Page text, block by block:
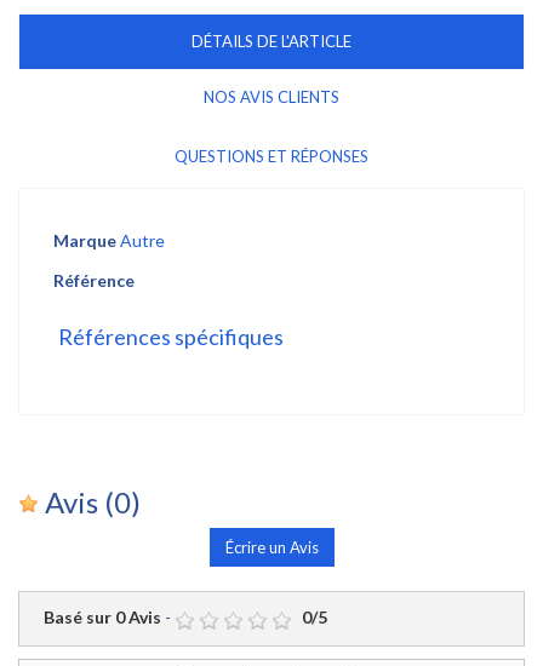
DÉTAILS DE L'ARTICLE
NOS AVIS CLIENTS
QUESTIONS ET RÉPONSES
MarqueAutre
Référence
Références spécifiques
Avis (0)
Écrire un Avis
Basé sur 0Avis - 0/5